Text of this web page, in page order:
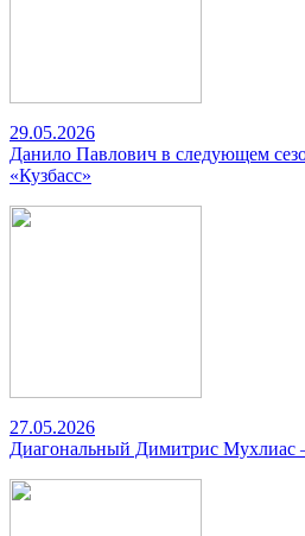
29.05.2026
Данило Павлович в следующем
«Кузбасс»
27.05.2026
Диагональный Димитрис Мухлиас